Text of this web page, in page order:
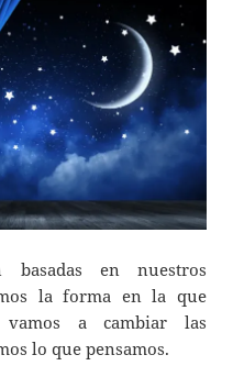
basadas en nuestros
la forma en la que
vamos a cambiar las
lo que pensamos.